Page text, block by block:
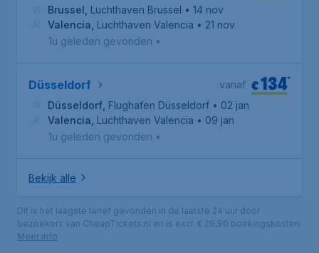
Brussel Luchthaven Brussel • 14 nov
Valencia Luchthaven Valencia • 21 nov
1u geleden gevonden •
Düsseldorf €134*
vanaf
Düsseldorf Flughafen Düsseldorf • 02 jan
Valencia Luchthaven Valencia • 09 jan
1u geleden gevonden •
Bekijk alle
Dit is het laagste tarief gevonden in de laatste 24 uur door
bezoekers van CheapTickets.nl en is excl. € 29,90 boekingskosten.
Meer info